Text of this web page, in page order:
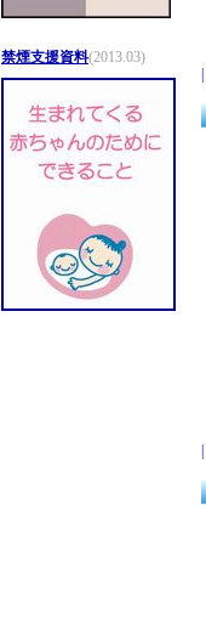
禁煙支援資料(2013.03)
|
|